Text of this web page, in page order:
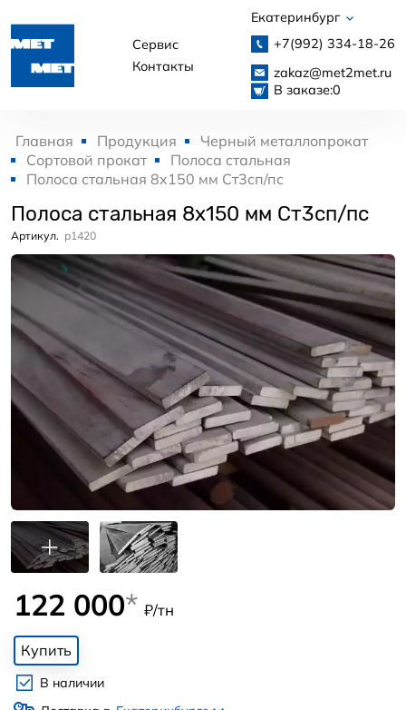
Сервис
Контакты
Екатеринбург
+7(992) 334-18-26
zakaz@met2met.ru
В заказе:0
Главная Продукция
Черный металлопрокат
Сортовой прокат
Полоса стальная
Полоса стальная 8x150 мм Ст3сп/пс
Полоса стальная 8x150 мм Ст3сп/пс
Артикул. p1420
122 000* ₽/тн
Купить
В наличии